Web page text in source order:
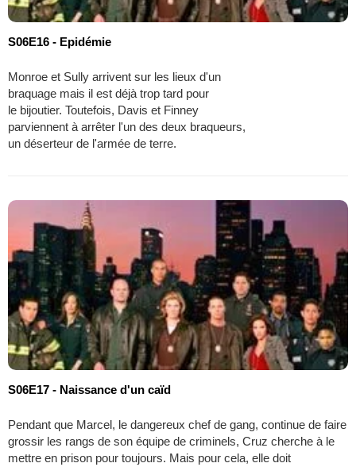
S06E16 - Epidémie
Monroe et Sully arrivent sur les lieux d'un
braquage mais il est déjà trop tard pour
le bijoutier. Toutefois, Davis et Finney
parviennent à arrêter l'un des deux braqueurs,
un déserteur de l'armée de terre.
S06E17 - Naissance d'un caïd
Pendant que Marcel, le dangereux chef de gang, continue de faire
grossir les rangs de son équipe de criminels, Cruz cherche à le
mettre en prison pour toujours. Mais pour cela, elle doit